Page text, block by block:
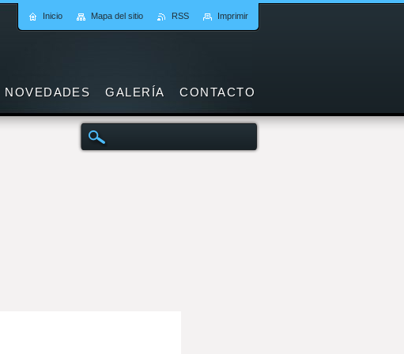
NOVEDADES GALERÍA CONTACTO
Inicio Mapa del sitio RSS Imprimir